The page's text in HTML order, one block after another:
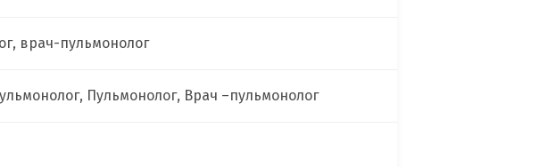
врач-пульмонолог
Пульмонолог, Врач –пульмонолог